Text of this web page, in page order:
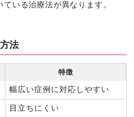
いる治療法が異なります。
法
特徴
幅広い症例に対応しやすい
目立ちにくい